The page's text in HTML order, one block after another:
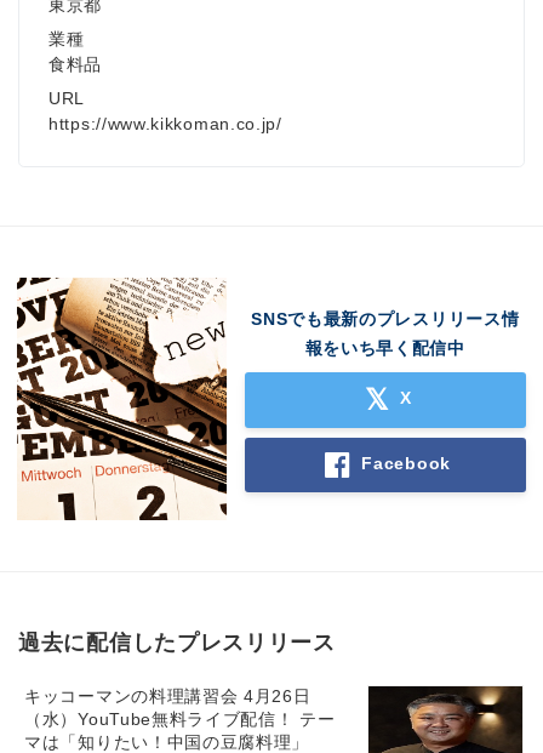
東京都
業種
食料品
URL
https://www.kikkoman.co.jp/
SNSでも最新のプレスリリース情
報をいち早く配信中
X
Facebook
過去に配信したプレスリリース
キッコーマンの料理講習会 4月26日
（水）YouTube無料ライブ配信！ テー
マは「知りたい！中国の豆腐料理」